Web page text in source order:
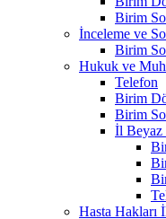
Birim
İnceleme ve
Birim
Hukuk ve
Telefon
Birim
Birim
İl Beyaz
Hasta Hakları